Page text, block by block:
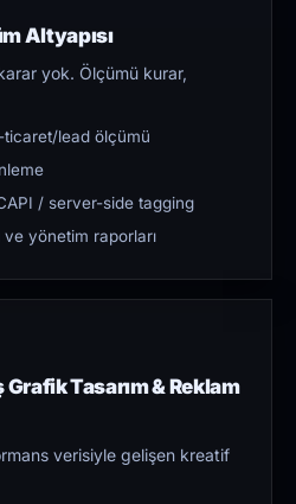
Altyapısı
yok. Ölçümü kurar,
lead ölçümü
/ server-side tagging
ve yönetim raporları
Tasarım & Reklam
verisiyle gelişen kreatif